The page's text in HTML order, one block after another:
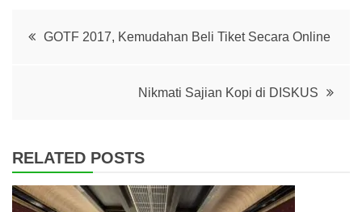
Post
GOTF 2017, Kemudahan Beli Tiket Secara Online
Nikmati Sajian Kopi di DISKUS
RELATED POSTS